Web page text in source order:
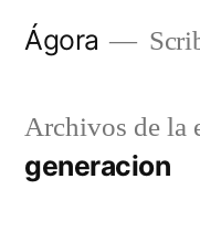
Saltar
Ágora
Archivos de la
generacion